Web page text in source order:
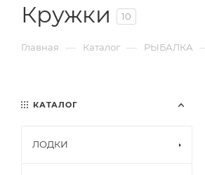
Кружки 10
Главная — Каталог — РЫБАЛКА
КАТАЛОГ
ЛОДКИ